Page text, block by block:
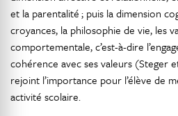
et la parentalité ; puis la dimension
croyances, la philosophie de vie, les
comportementale, c’est-à-dire
cohérence avec ses valeurs (Steger
rejoint l’importance pour l’élève de
activité scolaire.